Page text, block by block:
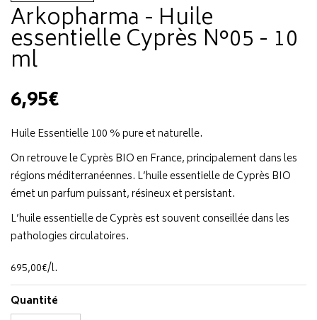
Arkopharma - Huile
essentielle Cyprès N°05 - 10
ml
6,95€
Huile Essentielle 100 % pure et naturelle.
On retrouve le Cyprès BIO en France, principalement dans les
régions méditerranéennes. L’huile essentielle de Cyprès BIO
émet un parfum puissant, résineux et persistant.
L’huile essentielle de Cyprès est souvent conseillée dans les
pathologies circulatoires.
695,00€/l.
Quantité